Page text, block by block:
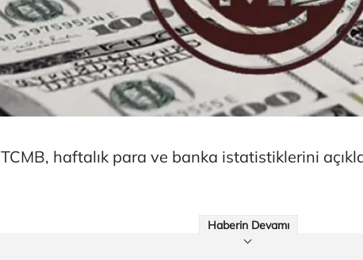
TCMB, haftalık para ve banka istatistiklerini
Haberin Devamı